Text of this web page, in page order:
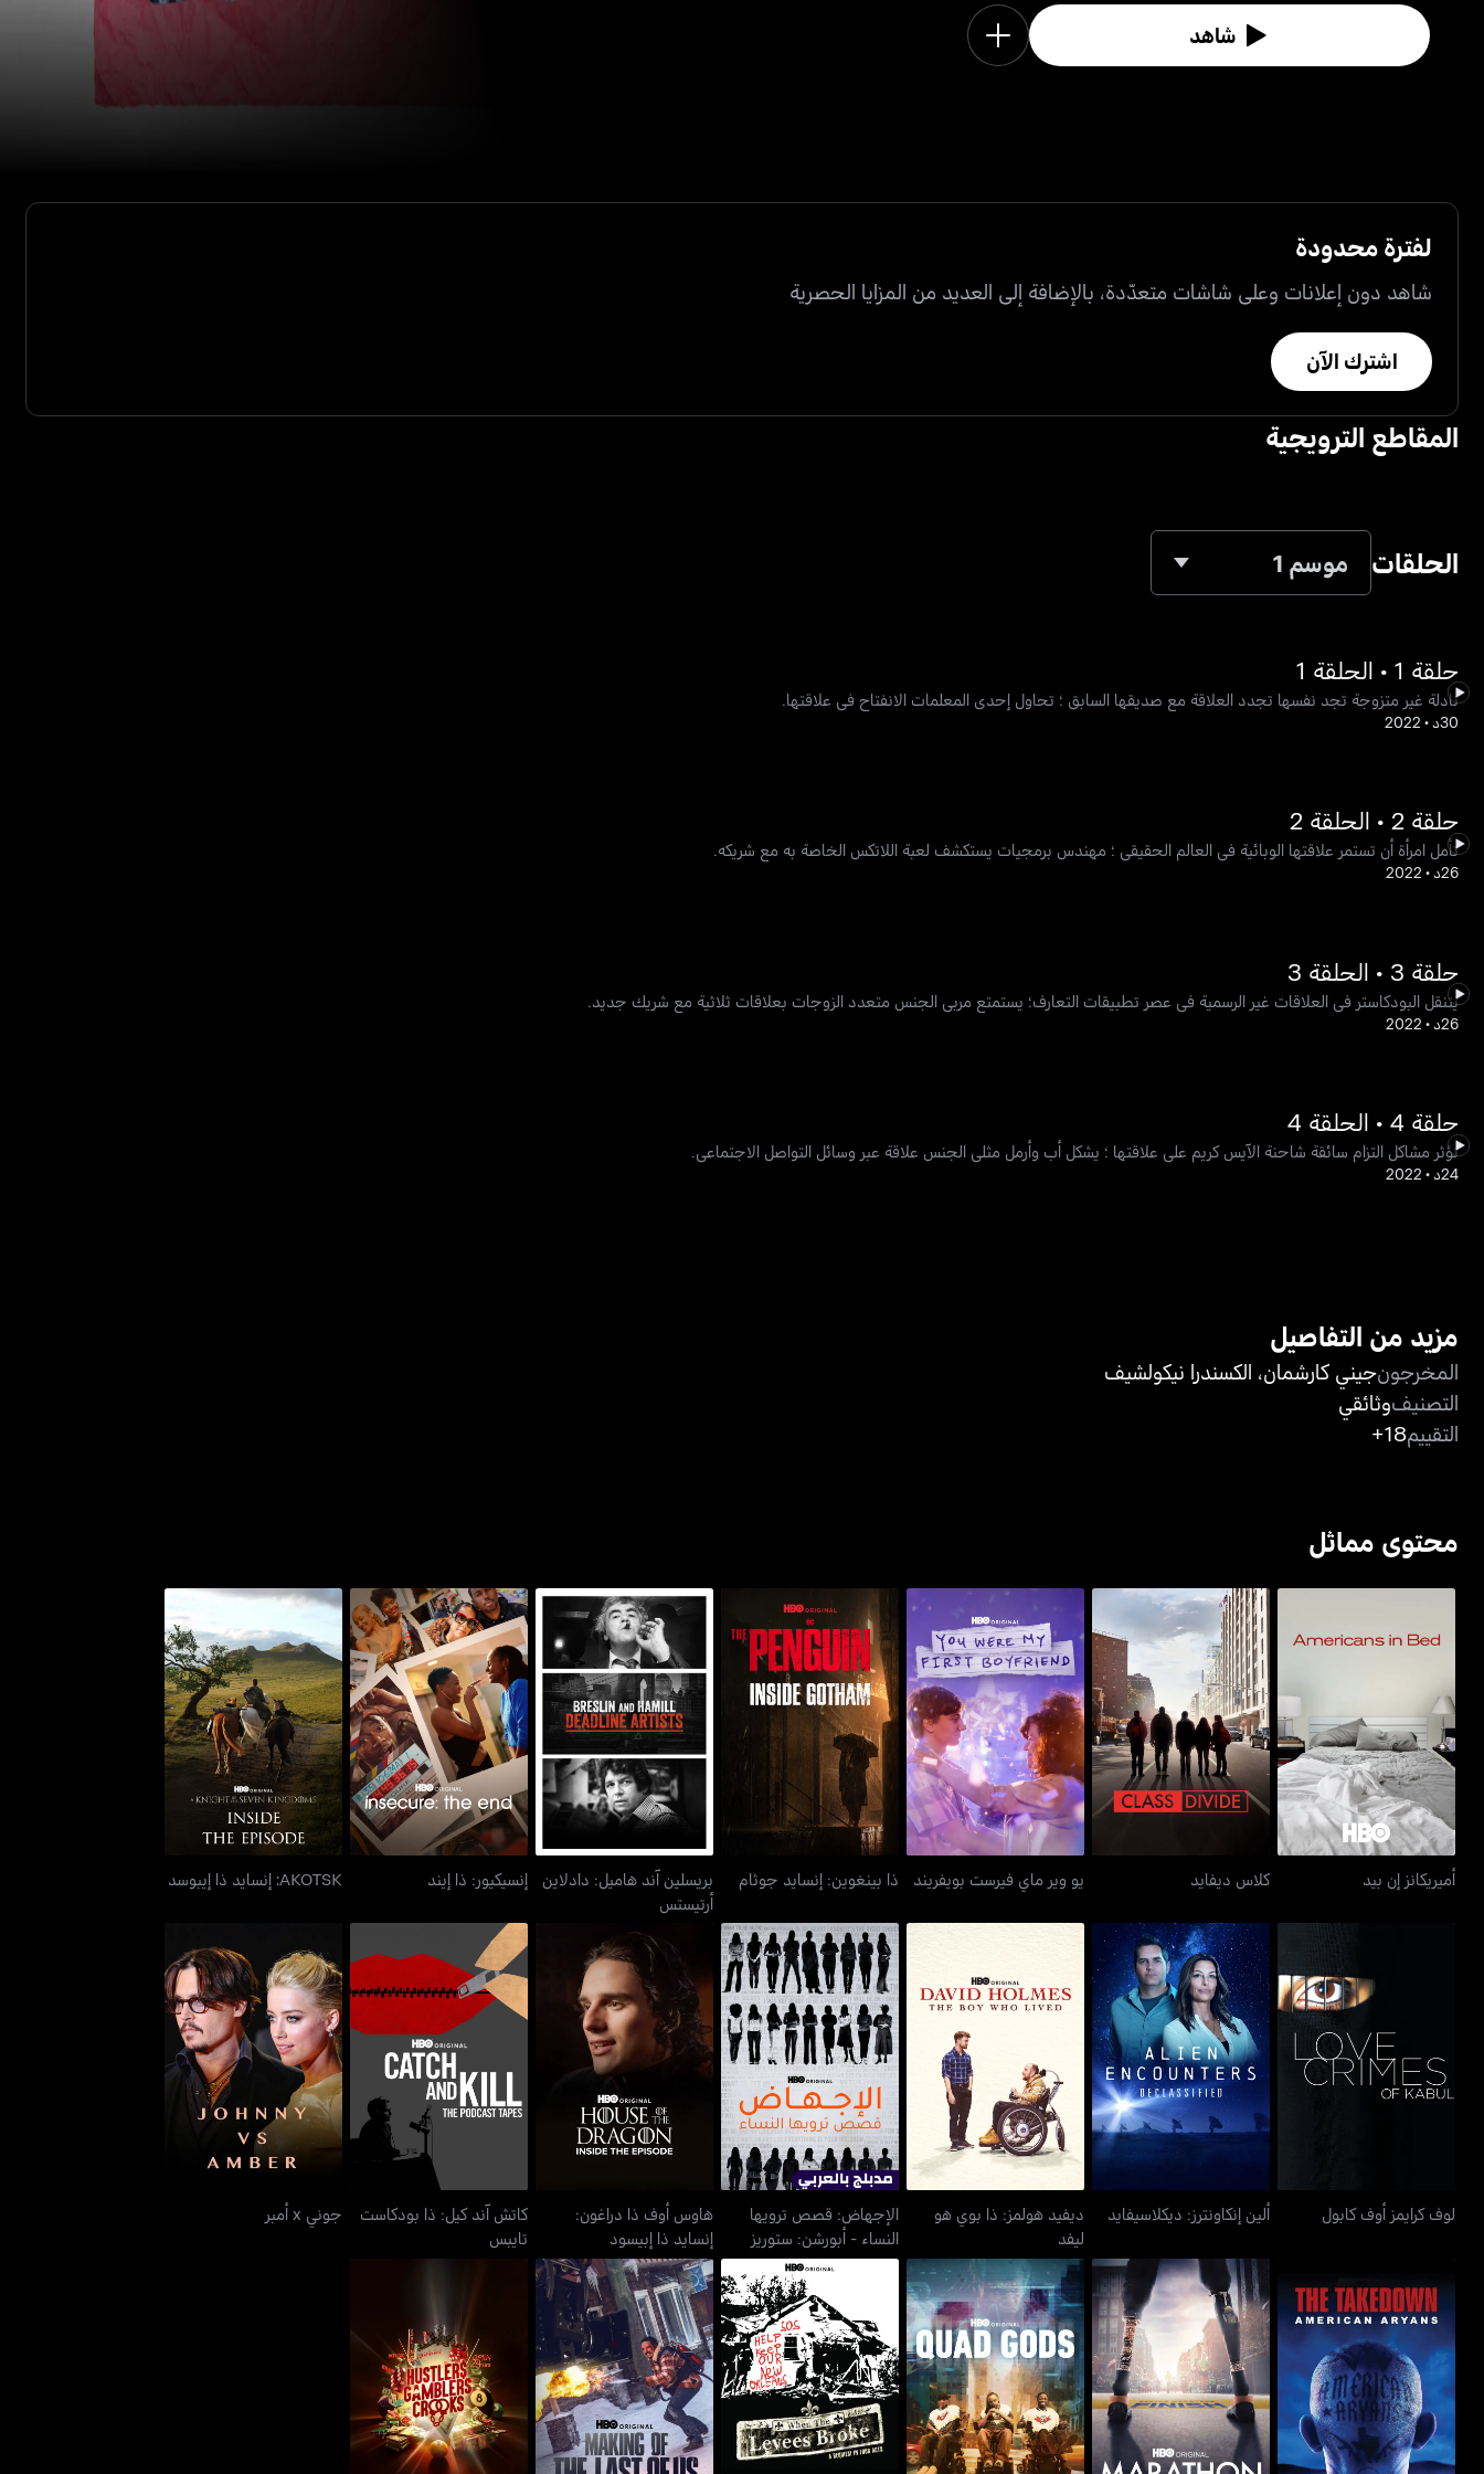
شاهد
لفترة محدودة
شاهد دون إعلانات وعلى شاشات متعدّدة، بالإضافة إلى العديد من المزايا الحصرية
اشترك الآن
المقاطع الترويجية
الحلقات موسم 1
حلقة 1 • الحلقة 1
نادلة غير متزوجة تجد نفسها تجدد العلاقة مع صديقها السابق ؛ تحاول إحدى المعلمات الانفتاح في علاقتها.
30د •
2022
حلقة 2 • الحلقة 2
تأمل امرأة أن تستمر علاقتها الوبائية في العالم الحقيقي ؛ مهندس برمجيات يستكشف لعبة اللاتكس الخاصة به مع شريكه.
26د •
2022
حلقة 3 • الحلقة 3
يتنقل البودكاستر في العلاقات غير الرسمية في عصر تطبيقات التعارف؛ يستمتع مربي الجنس متعدد الزوجات بعلاقات ثلاثية مع شريك جديد.
26د •
2022
حلقة 4 • الحلقة 4
تؤثر مشاكل التزام سائقة شاحنة الآيس كريم على علاقتها ؛ يشكل أب وأرمل مثلي الجنس علاقة عبر وسائل التواصل الاجتماعي.
24د •
2022
مزيد من التفاصيل
المخرجونجيني كارشمان، الكسندرا نيكولشيف
التصنيفوثائقي
التقييم18+
محتوى مماثل
أميريكانز إن بيد
أميريكانز إن بيد
كلاس ديفايد
كلاس ديفايد
يو وير ماي فيرست بويفريند
يو وير ماي فيرست بويفريند
ذا بينغوين: إنسايد جوثام
ذا بينغوين: إنسايد جوثام
بريسلين آند هاميل: دادلاين
أرتيستس
بريسلين آند هاميل: دادلاين
أرتيستس
إنسيكيور: ذا إيند
إنسيكيور: ذا إيند
AKOTSK: إنسايد ذا إيبوسد
AKOTSK: إنسايد ذا إيبوسد
لوف كرايمز أوف كابول
لوف كرايمز أوف كابول
ألين إنكاونترز: ديكلاسيفايد
ألين إنكاونترز: ديكلاسيفايد
ديفيد هولمز: ذا بوي هو
ديفيد هولمز: ذا بوي هو
ليفد
الإجهاض: قصص ترويها
النساء - أبورشن: ستوريز
ومن تل
الإجهاض: قصص ترويها
النساء - أبورشن: ستوريز
ومن تل
هاوس أوف ذا دراغون:
إنسايد ذا إبيسود
هاوس أوف ذا دراغون:
إنسايد ذا إبيسود
كاتش آند كيل: ذا بودكاست
تايبس
كاتش آند كيل: ذا بودكاست
تايبس
جوني x أمبر
جوني x أمبر
ذا تيكداون : أميريكان أريانز
ماراثون: ذا باتريوتس داي
بومبينغ
كواد غودس وين ذا ليفز بروك
ماكينج أوف ذا لاست أوف
أص
المحتالون والمقامرون
والمحتالون